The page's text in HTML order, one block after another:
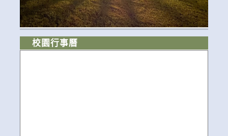
校園行事曆